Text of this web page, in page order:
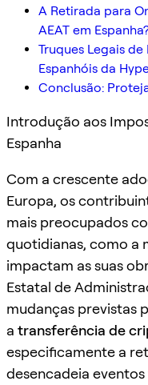
A Retirada para
AEAT em
Truques Legais
Espanhóis da
Conclusão:
Introdução aos
Espanha
Com a crescente
Europa, os
mais preocupados
quotidianas, como a
impactam as suas
Estatal de
mudanças previstas
a transferência de
especificamente a
desencadeia